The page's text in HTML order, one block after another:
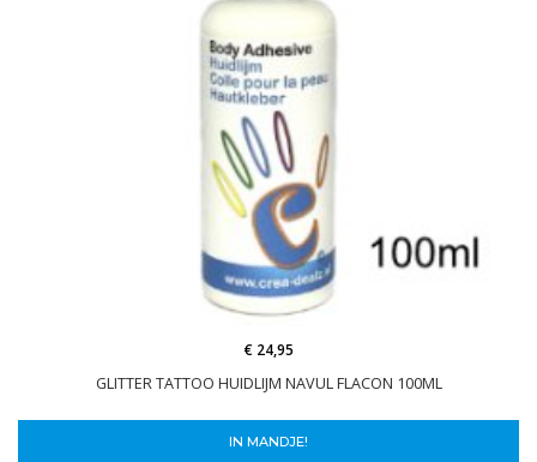
GLITTER TATTOO HUIDLIJM NAVUL FLACON 100ML
€ 24,95
IN MANDJE!